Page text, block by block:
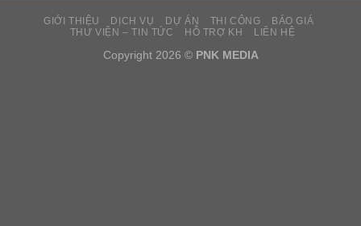
GIỚI THIỆU DỊCH VỤ DỰ ÁN THI CÔNG
BÁO GIÁ
THƯ VIỆN – TIN TỨC
HỖ TRỢ KH LIÊN HỆ
Copyright 2026 © PNK MEDIA